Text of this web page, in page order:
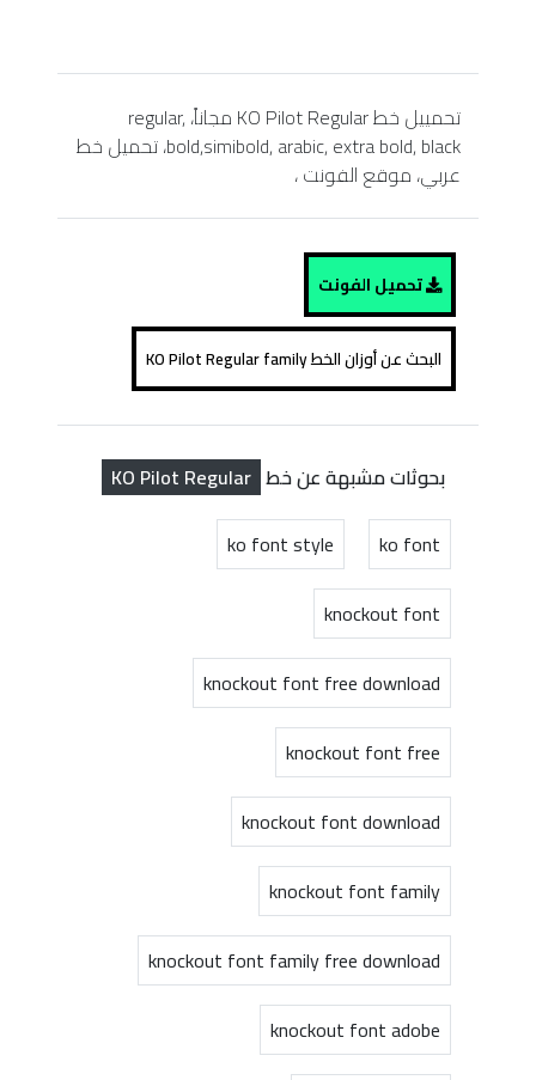
تحمييل خط KO Pilot Regular مجاناً، regular,
bold,simibold, arabic, extra bold, black، تحميل خط
عربي، موقع الفونت ،
تحميل الفونت
البحث عن أوزان الخط KO Pilot Regular family
بحوثات مشبهة عن خط KO Pilot Regular
ko font
ko font style
knockout font
knockout font free download
knockout font free
knockout font download
knockout font family
knockout font family free download
knockout font adobe